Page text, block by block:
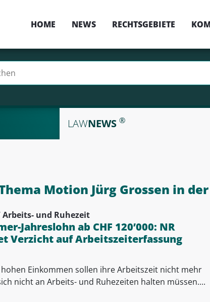
HOME NEWS RECHTSGEBIETE
LAWNEWS ®
Motion Jürg Grossen in
und Ruhezeit
Jahreslohn ab CHF 120’000: NR
Verzicht auf Arbeitszeiterfassung
Einkommen sollen ihre Arbeitszeit nicht mehr
nicht an Arbeits- und Ruhezeiten halten müssen....